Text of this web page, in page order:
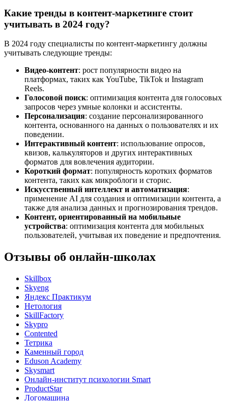
Какие тренды в контент-маркетинге стоит
учитывать в 2024 году?
В 2024 году специалисты по контент-маркетингу должны
учитывать следующие тренды:
Видео-контент: рост популярности видео на
платформах, таких как YouTube, TikTok и Instagram
Reels.
Голосовой поиск: оптимизация контента для голосовых
запросов через умные колонки и ассистенты.
Персонализация: создание персонализированного
контента, основанного на данных о пользователях и их
поведении.
Интерактивный контент: использование опросов,
квизов, калькуляторов и других интерактивных
форматов для вовлечения аудитории.
Короткий формат: популярность коротких форматов
контента, таких как микроблоги и сторис.
Искусственный интеллект и автоматизация:
применение AI для создания и оптимизации контента, а
также для анализа данных и прогнозирования трендов.
Контент, ориентированный на мобильные
устройства: оптимизация контента для мобильных
пользователей, учитывая их поведение и предпочтения.
Отзывы об онлайн-школах
Skillbox
Skyeng
Яндекс Практикум
Нетология
SkillFactory
Skypro
Contented
Тетрика
Каменный город
Eduson Academy
Skysmart
Онлайн-институт психологии Smart
ProductStar
Логомашина